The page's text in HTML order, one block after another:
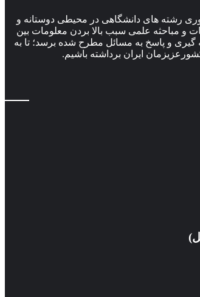
رشته های دانشگاهی در محیطی دوستانه و
و مباحثه علمی سبب بالا بردن معلومات بین
گیری و پاسخ به مسائل مطرح شده برسد؛ تا به
ایران برداشته باشیم.